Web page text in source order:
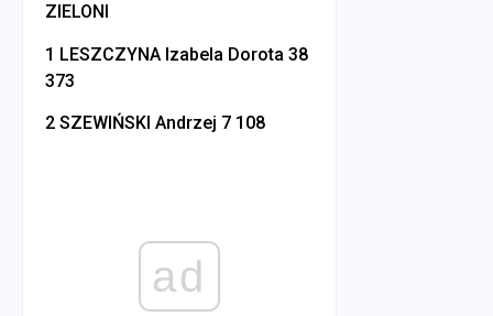
ZIELONI
1 LESZCZYNA Izabela Dorota 38
373
2 SZEWIŃSKI Andrzej 7 108
ad